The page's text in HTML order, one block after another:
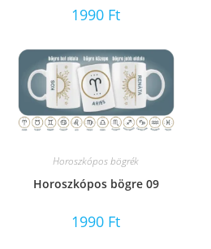
1990 Ft
Horoszkópos bögrék
Horoszkópos bögre 09
1990 Ft